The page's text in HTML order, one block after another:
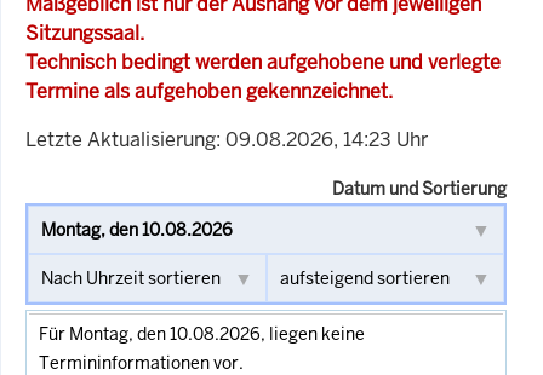
Sitzungssaal.
Technisch bedingt werden aufgehobene und verlegte
Termine als aufgehoben gekennzeichnet.
Letzte Aktualisierung: 09.08.2026, 14:23 Uhr
Datum und Sortierung
Für Montag, den 10.08.2026, liegen keine
Termininformationen vor.